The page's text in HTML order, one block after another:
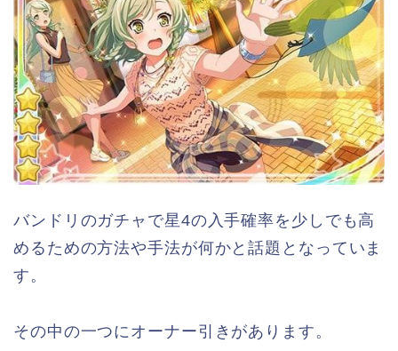
バンドリのガチャで星4の入手確率を少しでも高
めるための方法や手法が何かと話題となっていま
す。
その中の一つにオーナー引きがあります。